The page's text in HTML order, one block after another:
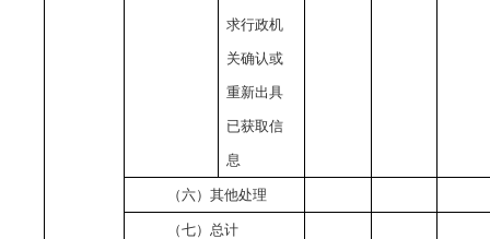
求行政机
关确认或
重新出具
已获取信
息
（六）其他处理
（七）总计